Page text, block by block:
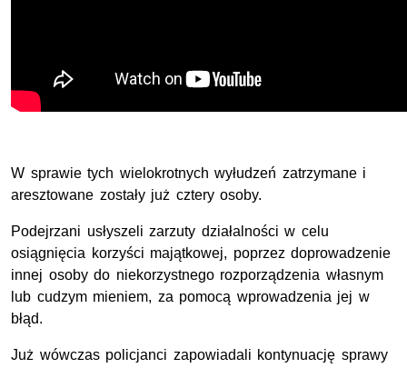
W sprawie tych wielokrotnych wyłudzeń zatrzymane i
aresztowane zostały już cztery osoby.
Podejrzani usłyszeli zarzuty działalności w celu
osiągnięcia korzyści majątkowej, poprzez doprowadzenie
innej osoby do niekorzystnego rozporządzenia własnym
lub cudzym mieniem, za pomocą wprowadzenia jej w
błąd.
Już wówczas policjanci zapowiadali kontynuację sprawy